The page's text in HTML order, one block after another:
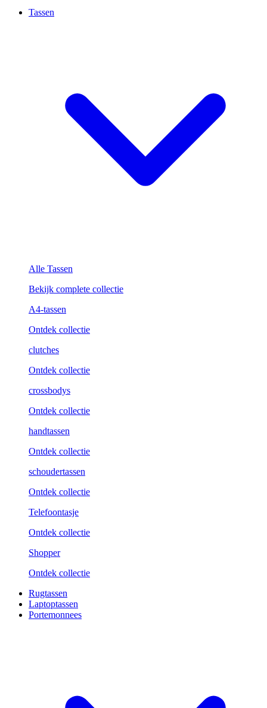
Tassen
Alle Tassen
Bekijk complete collectie
A4-tassen
Ontdek collectie
clutches
Ontdek collectie
crossbodys
Ontdek collectie
handtassen
Ontdek collectie
schoudertassen
Ontdek collectie
Telefoontasje
Ontdek collectie
Shopper
Ontdek collectie
Rugtassen
Laptoptassen
Portemonnees